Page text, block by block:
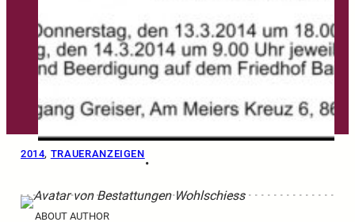
2014, TRAUERANZEIGEN
•
ABOUT AUTHOR